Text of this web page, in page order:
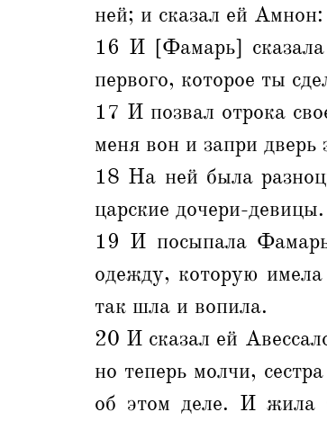
ней; и сказал ей
16 И [Фамарь]
первого, которое ты
17 И позвал отрока
меня вон и запри дверь
18 На ней была
царские дочери-
19 И посыпала
одежду, которую
так шла и вопила.
20 И сказал ей
но теперь молчи,
об этом деле. И жила